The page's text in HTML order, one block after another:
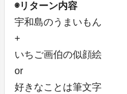
◉リターン内容
宇和島のうまいもん
+
いちご画伯の似顔絵
or
好きなことは筆文字